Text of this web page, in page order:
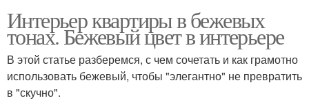
Интерьер квартиры в бежевых
тонах. Бежевый цвет в интерьере
В этой статье разберемся, с чем сочетать и как грамотно
использовать бежевый, чтобы "элегантно" не превратить
в "скучно".